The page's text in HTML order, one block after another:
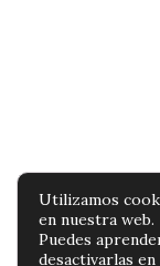
Copyright
Utilizamos
en nuestra web.
Puedes
desactivarlas en